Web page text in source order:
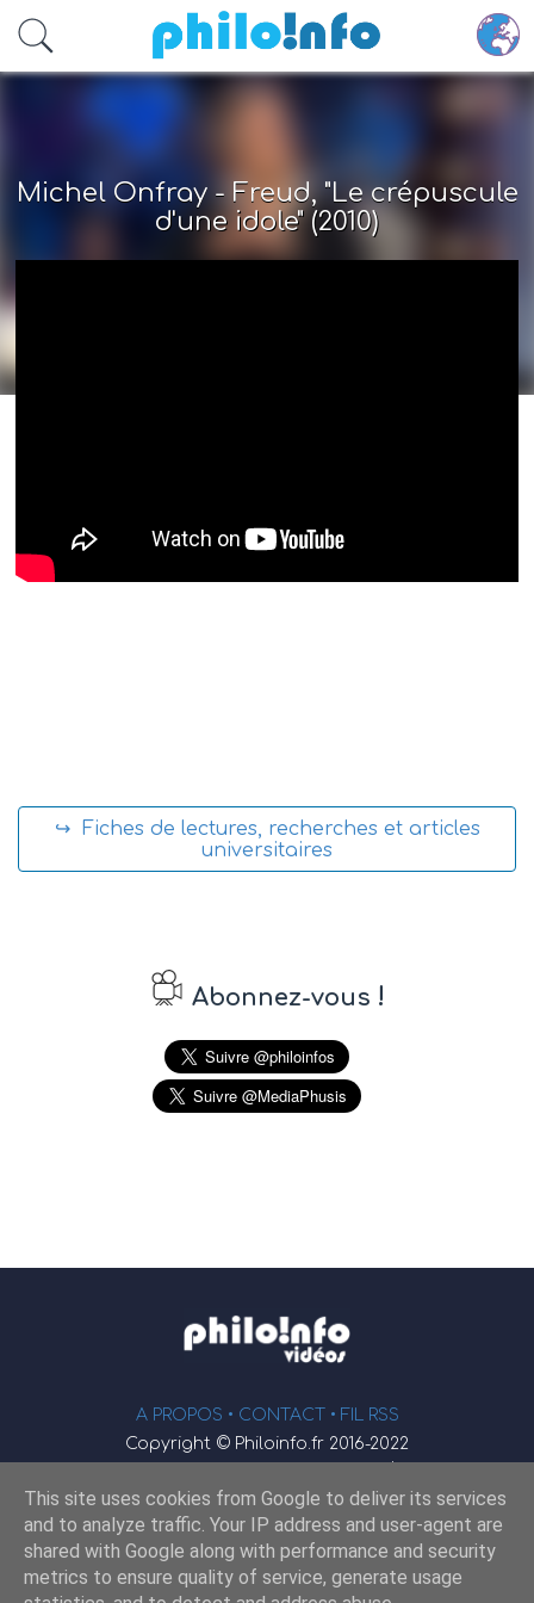
Accéder au contenu principal
Michel Onfray - Freud, "Le crépuscule
d'une idole" (2010)
↪ Fiches de lectures, recherches et articles
universitaires
Abonnez-vous !
A PROPOS • CONTACT • FIL RSS
Copyright © Philoinfo.fr 2016-2022
φ
Webmaster : JEND
Retrouvez-nous sur
This site uses cookies from Google to deliver its services
and to analyze traffic. Your IP address and user-agent are
shared with Google along with performance and security
metrics to ensure quality of service, generate usage